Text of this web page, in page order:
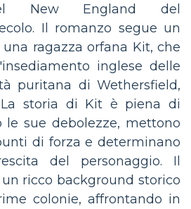
New England del
Il romanzo segue un
ragazza orfana Kit, che
inglese delle
puritana di Wethersfield,
La storia di Kit è piena di
le sue debolezze, mettono
di forza e determinano
del personaggio. Il
ricco background storico
colonie, affrontando in